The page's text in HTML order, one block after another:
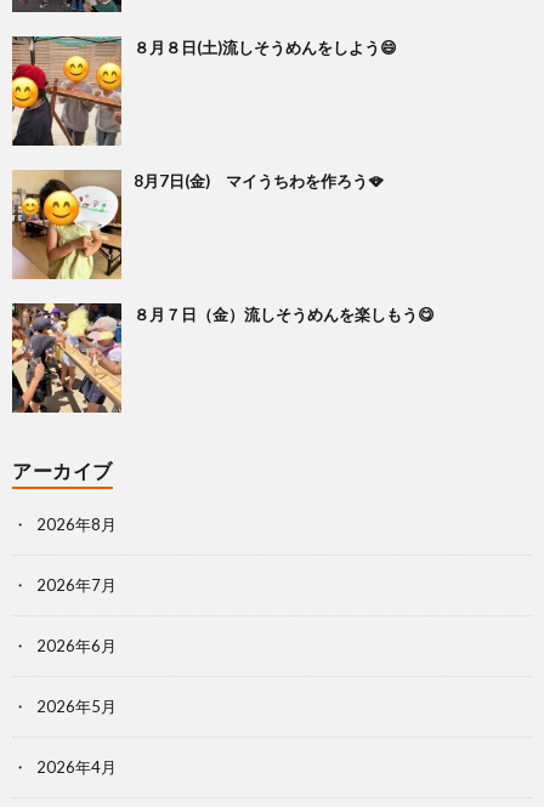
８月８日(土)流しそうめんをしよう😄
8月7日(金) マイうちわを作ろう🪭
８月７日（金）流しそうめんを楽しもう😋
アーカイブ
2026年8月
2026年7月
2026年6月
2026年5月
2026年4月